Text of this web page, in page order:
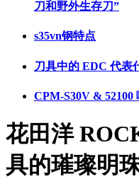
刀和野外生存刀”
s35vn钢特点
刀具中的 EDC 代表
CPM-S30V & 52100
花田洋
具的璀璨明